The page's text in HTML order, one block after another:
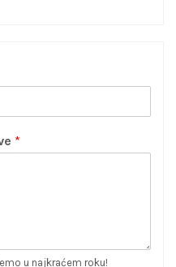
*
u najkraćem roku!